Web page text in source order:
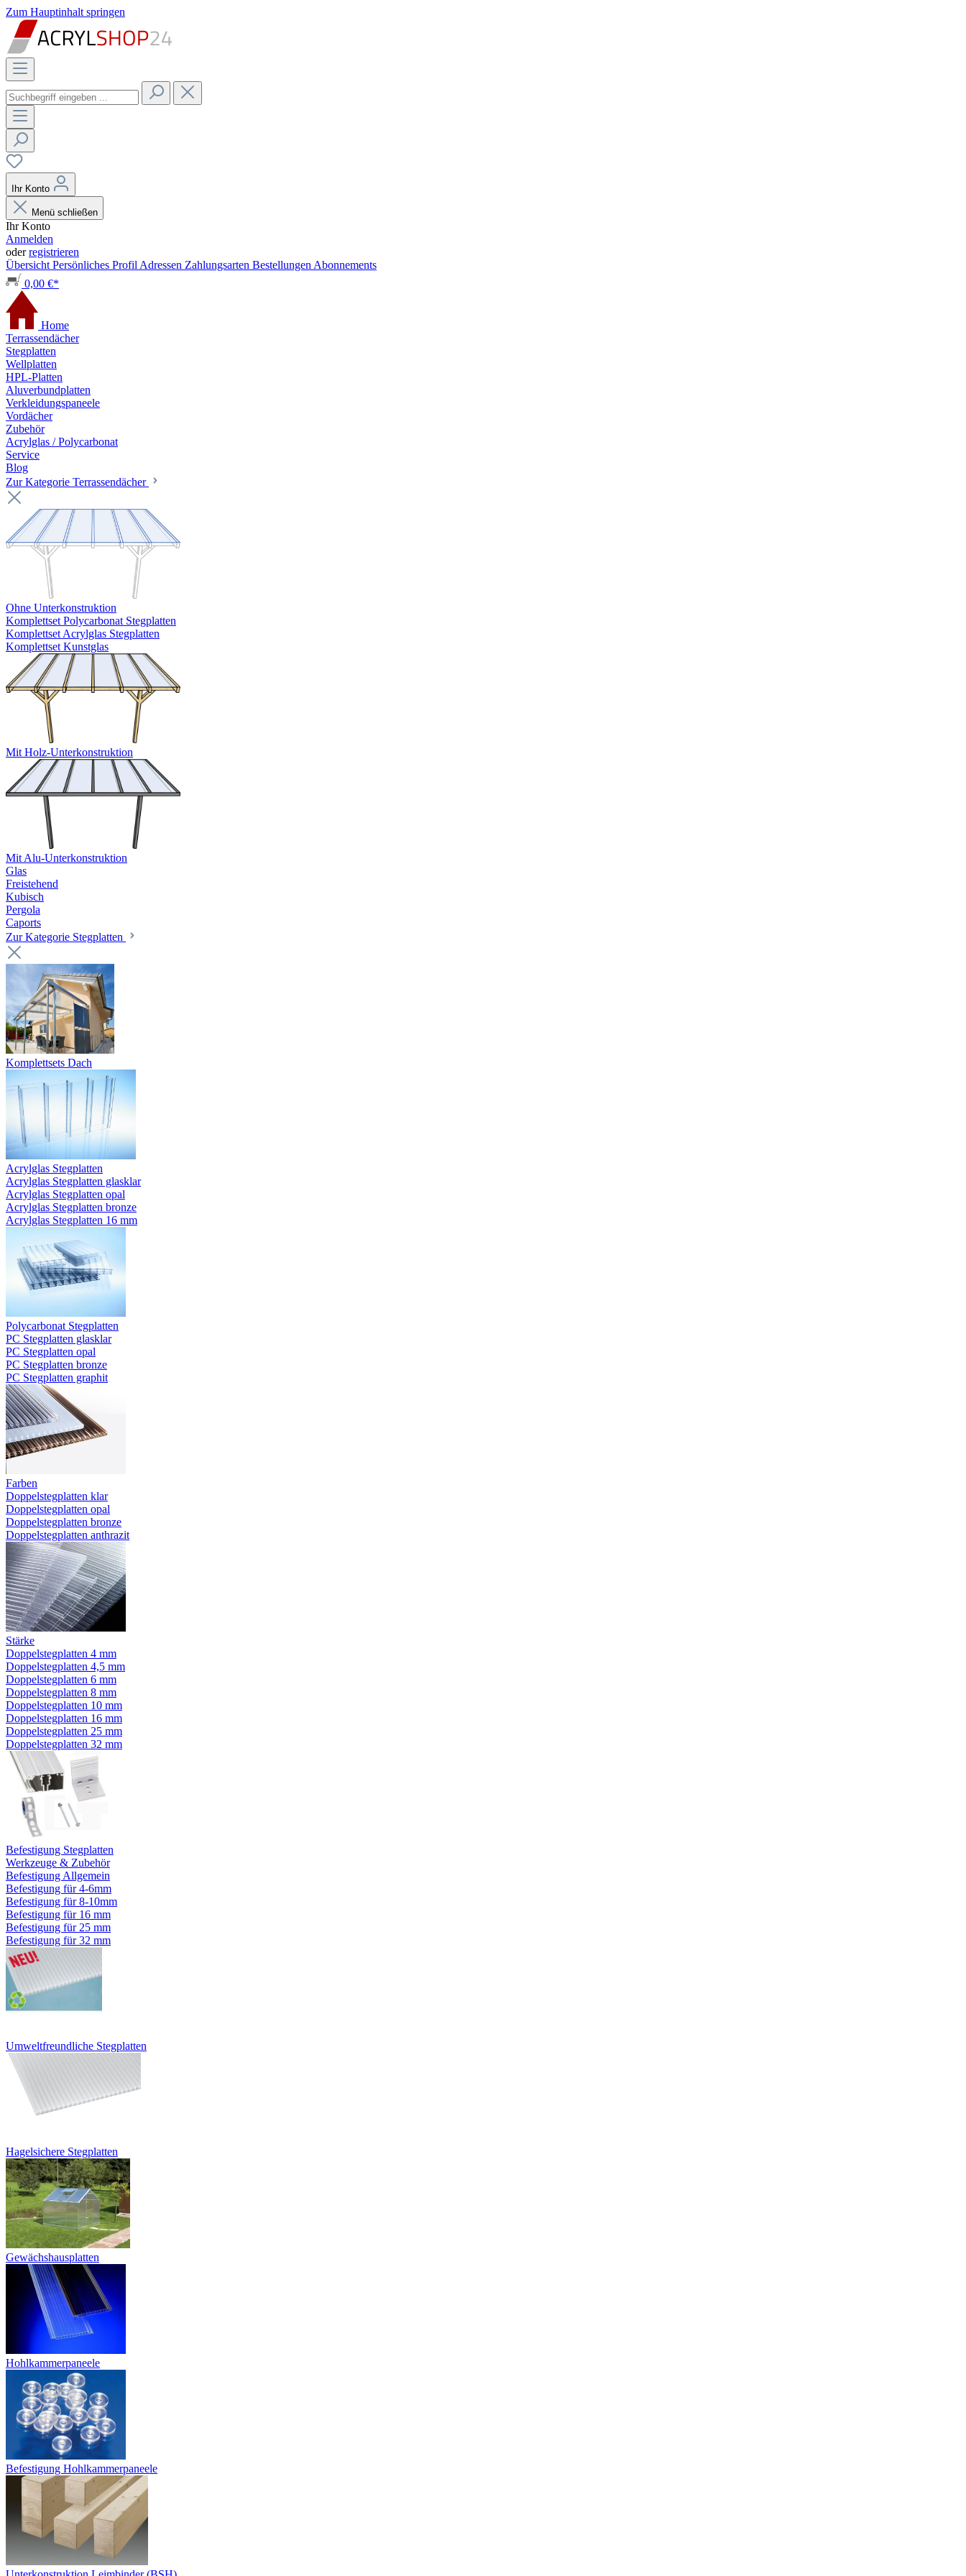
Zum Hauptinhalt springen
Ihr Konto
Menü schließen
Ihr Konto
Anmelden
oderregistrieren
Übersicht Persönliches Profil Adressen Zahlungsarten Bestellungen Abonnements
0,00 €*
Home
Terrassendächer
Stegplatten
Wellplatten
HPL-Platten
Aluverbundplatten
Verkleidungspaneele
Vordächer
Zubehör
Acrylglas / Polycarbonat
Service
Blog
Zur Kategorie Terrassendächer
Ohne Unterkonstruktion
Komplettset Polycarbonat Stegplatten
Komplettset Acrylglas Stegplatten
Komplettset Kunstglas
Mit Holz-Unterkonstruktion
Mit Alu-Unterkonstruktion
Glas
Freistehend
Kubisch
Pergola
Caports
Zur Kategorie Stegplatten
Komplettsets Dach
Acrylglas Stegplatten
Acrylglas Stegplatten glasklar
Acrylglas Stegplatten opal
Acrylglas Stegplatten bronze
Acrylglas Stegplatten 16 mm
Polycarbonat Stegplatten
PC Stegplatten glasklar
PC Stegplatten opal
PC Stegplatten bronze
PC Stegplatten graphit
Farben
Doppelstegplatten klar
Doppelstegplatten opal
Doppelstegplatten bronze
Doppelstegplatten anthrazit
Stärke
Doppelstegplatten 4 mm
Doppelstegplatten 4,5 mm
Doppelstegplatten 6 mm
Doppelstegplatten 8 mm
Doppelstegplatten 10 mm
Doppelstegplatten 16 mm
Doppelstegplatten 25 mm
Doppelstegplatten 32 mm
Befestigung Stegplatten
Werkzeuge & Zubehör
Befestigung Allgemein
Befestigung für 4-6mm
Befestigung für 8-10mm
Befestigung für 16 mm
Befestigung für 25 mm
Befestigung für 32 mm
Umweltfreundliche Stegplatten
Hagelsichere Stegplatten
Gewächshausplatten
Hohlkammerpaneele
Befestigung Hohlkammerpaneele